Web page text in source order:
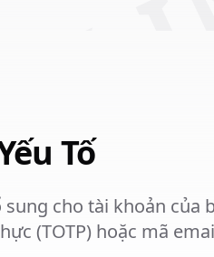
Tố
cho tài khoản của
(TOTP) hoặc mã